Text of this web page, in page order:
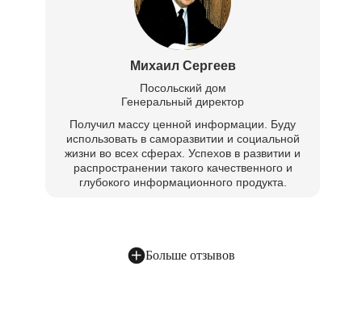
Михаил Сергеев
Получил массу ценной информации. Буду
использовать в саморазвитии и социальной
жизни во всех сферах. Успехов в развитии и
распространении такого качественного и
глубокого информационного продукта.
Посольский дом
Генеральный директор
Больше отзывов